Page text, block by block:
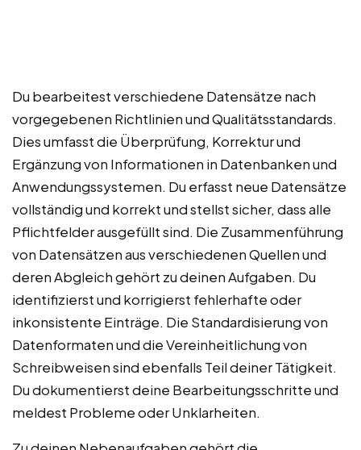
Du bearbeitest verschiedene Datensätze nach
vorgegebenen Richtlinien und Qualitätsstandards.
Dies umfasst die Überprüfung, Korrektur und
Ergänzung von Informationen in Datenbanken und
Anwendungssystemen. Du erfasst neue Datensätze
vollständig und korrekt und stellst sicher, dass alle
Pflichtfelder ausgefüllt sind. Die Zusammenführung
von Datensätzen aus verschiedenen Quellen und
deren Abgleich gehört zu deinen Aufgaben. Du
identifizierst und korrigierst fehlerhafte oder
inkonsistente Einträge. Die Standardisierung von
Datenformaten und die Vereinheitlichung von
Schreibweisen sind ebenfalls Teil deiner Tätigkeit.
Du dokumentierst deine Bearbeitungsschritte und
meldest Probleme oder Unklarheiten.